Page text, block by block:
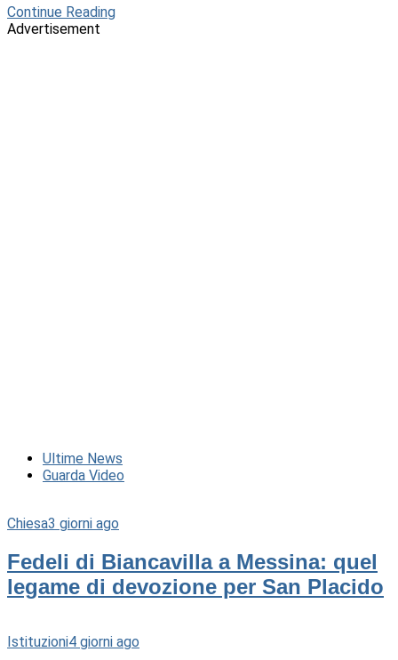
Continue Reading
Advertisement
Ultime News
Guarda Video
Chiesa3 giorni ago
Fedeli di Biancavilla a Messina: quel
legame di devozione per San Placido
Istituzioni4 giorni ago